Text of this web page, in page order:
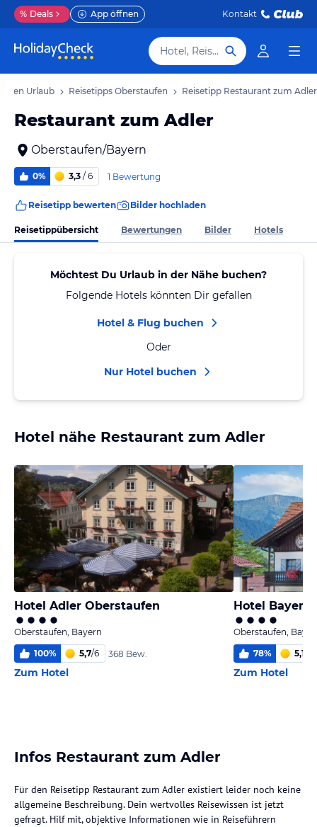
% Deals App öffnen Kontakt
Hotel, Reiseziel
Urlaub Reisetipps Oberstaufen Reisetipp Restaurant zum Adler
Restaurant zum Adler
Oberstaufen/Bayern
0% 3,3 / 6 1 Bewertung
Reisetipp bewerten Bilder hochladen
Reisetippübersicht Bewertungen Bilder Hotels
Möchtest Du Urlaub in der Nähe buchen?
Folgende Hotels könnten Dir gefallen
Hotel & Flug buchen
Oder
Nur Hotel buchen
Hotel nähe Restaurant zum Adler
Hotel Adler Oberstaufen
Oberstaufen, Bayern
100% 5,7/6 368 Bew.
Zum Hotel
Hotel
Oberstaufen,
78% 5,1
Zum Hotel
Infos Restaurant zum Adler
Für den Reisetipp Restaurant zum Adler existiert leider noch keine
allgemeine Beschreibung. Dein wertvolles Reisewissen ist jetzt
gefragt. Hilf mit, objektive Informationen wie in Reiseführern